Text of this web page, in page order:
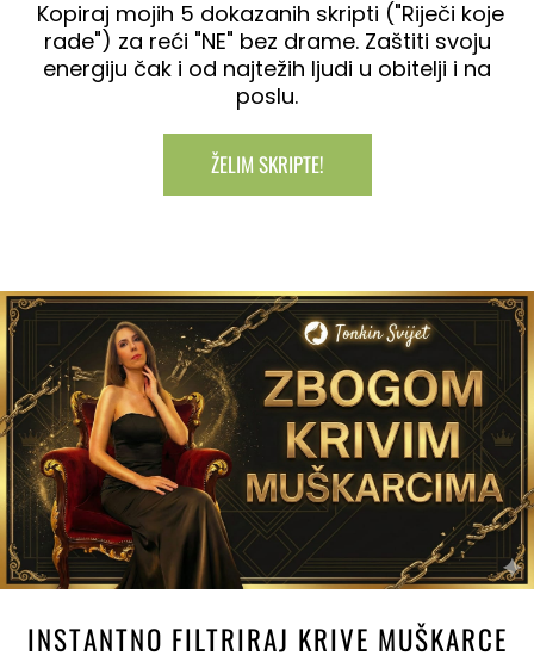
Kopiraj mojih 5 dokazanih skripti ("Riječi koje
rade") za reći "NE" bez drame. Zaštiti svoju
energiju čak i od najtežih ljudi u obitelji i na
poslu.
ŽELIM SKRIPTE!
INSTANTNO FILTRIRAJ KRIVE MUŠKARCE